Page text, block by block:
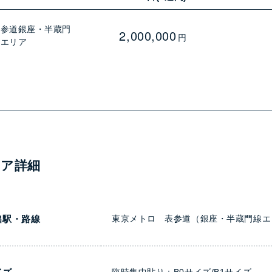
道銀座・半蔵門
リア
2,000,000 円
詳細
駅・路線 東京メトロ 表参道（銀座・半蔵門線エ